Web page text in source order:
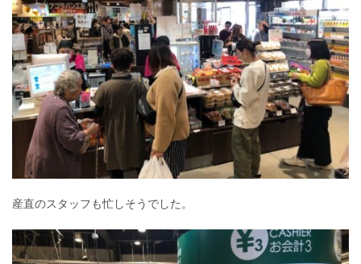
産直のスタッフも忙しそうでした。